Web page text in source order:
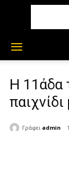
Η 11άδα
Γράφει admin